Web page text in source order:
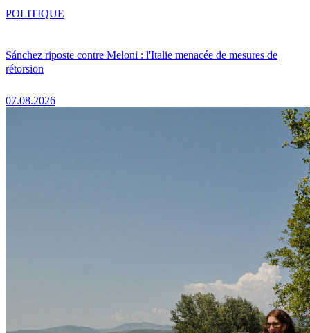
Sánchez riposte contre Meloni : l'Italie menacée de mesures de
rétorsion
07.08.2026
POLITIQUE